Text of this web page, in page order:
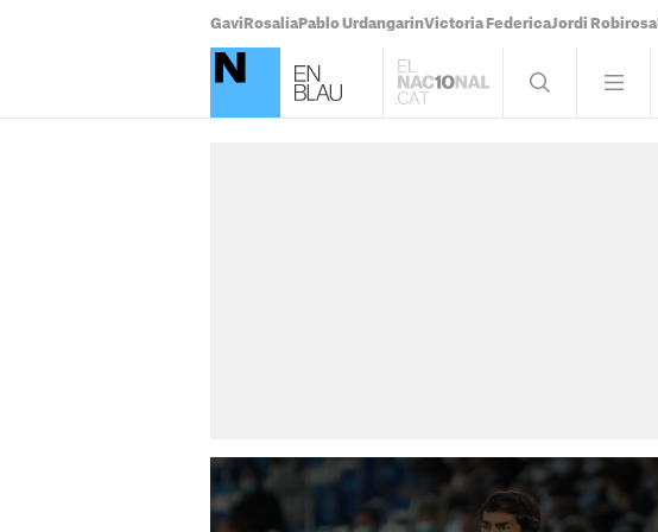
Gavi Rosalía Pablo UrdangarinVictoria FedericaJordi Robirosa